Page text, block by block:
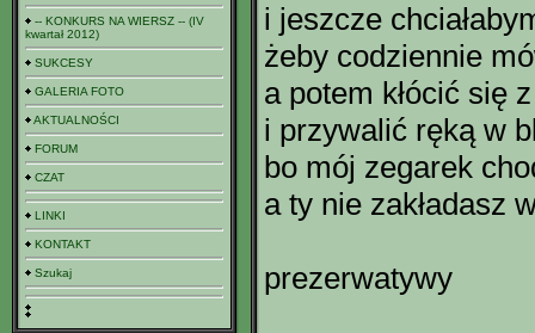
-- KONKURS NA WIERSZ -- (IV
kwartał 2012)
SUKCESY
GALERIA FOTO
AKTUALNOŚCI
FORUM
CZAT
LINKI
KONTAKT
Szukaj
i jeszcze
żeby codziennie
a potem kłócić się
i przywalić ręką w
bo mój zegarek
a ty nie zakładasz
prezerwatywy